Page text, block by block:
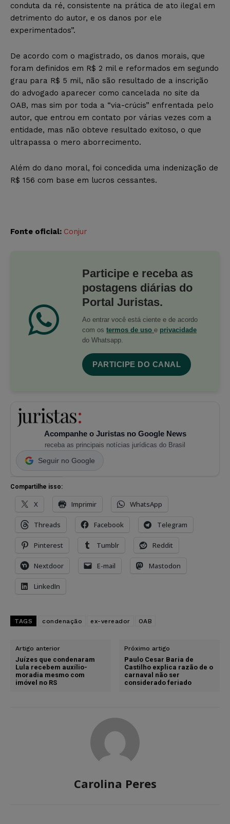
conduta da ré, consistente na prática de ato ilegal em
detrimento do autor, e os danos por ele
experimentados”.
De acordo com o magistrado, os danos morais, que
foram definidos em R$ 2 mil e reformados em segundo
grau para R$ 5 mil, não são resultado de a inscrição
do advogado aparecer como cancelada no site da
OAB, mas sim por toda a “via-crúcis” enfrentada pelo
autor, que entrou em contato por várias vezes com a
entidade, mas não obteve resultado exitoso, o que
ultrapassa o mero aborrecimento.
Além do dano moral, foi concedida uma indenização de
R$ 156 com base em lucros cessantes.
Fonte oficial: Conjur
Participe e receba as
postagens diárias do
Portal Juristas.
Ao entrar você está ciente e de acordo
com os termos de uso e privacidade
do Whatsapp.
PARTICIPE DO CANAL
Acompanhe o Juristas no Google News
receba as principais notícias jurídicas do Brasil
Seguir no Google
Compartilhe isso:
X Imprimir WhatsApp
Threads Facebook Telegram
Pinterest Tumblr Reddit
Nextdoor E-mail Mastodon
LinkedIn
TAGS condenação ex-vereador OAB
Artigo anterior
Juízes que condenaram
Lula recebem auxílio-
moradia mesmo com
imóvel no RS
Próximo artigo
Paulo Cesar Baria de
Castilho explica razão de o
carnaval não ser
considerado feriado
Carolina Peres